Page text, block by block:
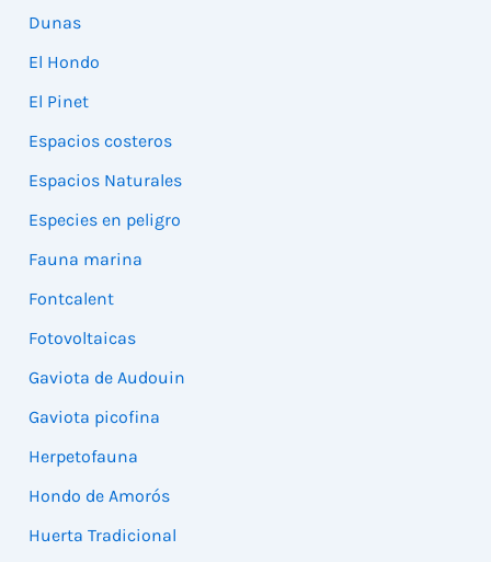
Dunas
El Hondo
El Pinet
Espacios costeros
Espacios Naturales
Especies en peligro
Fauna marina
Fontcalent
Fotovoltaicas
Gaviota de Audouin
Gaviota picofina
Herpetofauna
Hondo de Amorós
Huerta Tradicional